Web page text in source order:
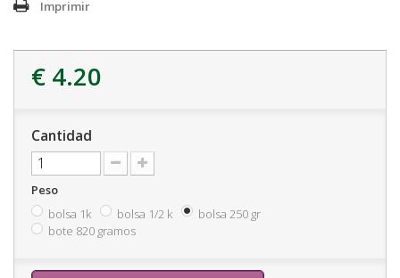
Imprimir
€ 4.20
Cantidad
Peso
bolsa 1k
bolsa 1/2 k
bolsa 250 gr
bote 820 gramos